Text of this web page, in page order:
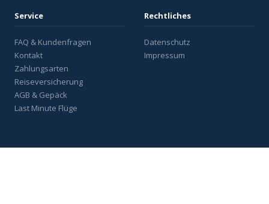
Service
FAQ & Kundenfragen
Kontakt
Zahlungsarten
Reiseversicherung
AGB & Gepäck
Last Minute Flüge
Rechtliches
Datenschutz
Impressum